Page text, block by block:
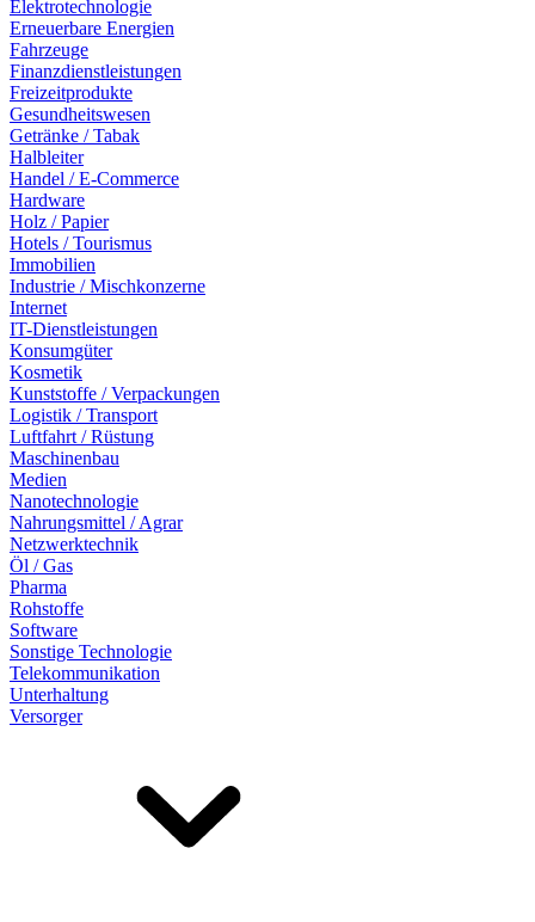
Elektrotechnologie
Erneuerbare Energien
Fahrzeuge
Finanzdienstleistungen
Freizeitprodukte
Gesundheitswesen
Getränke / Tabak
Halbleiter
Handel / E-Commerce
Hardware
Holz / Papier
Hotels / Tourismus
Immobilien
Industrie / Mischkonzerne
Internet
IT-Dienstleistungen
Konsumgüter
Kosmetik
Kunststoffe / Verpackungen
Logistik / Transport
Luftfahrt / Rüstung
Maschinenbau
Medien
Nanotechnologie
Nahrungsmittel / Agrar
Netzwerktechnik
Öl / Gas
Pharma
Rohstoffe
Software
Sonstige Technologie
Telekommunikation
Unterhaltung
Versorger